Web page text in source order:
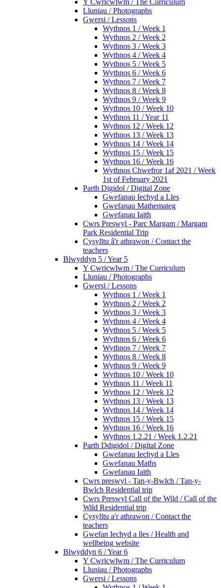
Lluniau / Photographs
Gwersi / Lessons
Wythnos 1 / Week 1
Wythnos 2 / Week 2
Wythnos 3 / Week 3
Wythnos 4 / Week 4
Wythnos 5 / Week 5
Wythnos 6 / Week 6
Wythnos 7 / Week 7
Wythnos 8 / Week 8
Wythnos 9 / Week 9
Wythnos 10 / Week 10
Wythnos 11 / Year 11
Wythnos 12 / Week 12
Wythnos 13 / Week 13
Wythnos 14 / Week 14
Wythnos 15 / Week 15
Wythnos 16 / Week 16
Wythnos Chwefror 1af 2021 / Week
1st of February 2021
Parth Digidol / Digital Zone
Gwefanau Iechyd a Lles
Gwefanau Mathemateg
Gwefanau Iaith
Cwrs Preswyl - Parc Margam / Margam
Park Residential Trip
Cysylltu â'r athrawon / Contact the
teachers
Blwyddyn 5 / Year 5
Y Cwricwlwm / The Curriculum
Lluniau / Photographs
Gwersi / Lessons
Wythnos 1 / Week 1
Wythnos 2 / Week 2
Wythnos 3 / Week 3
Wythnos 4 / Week 4
Wythnos 5 / Week 5
Wythnos 6 / Week 6
Wythnos 7 / Week 7
Wythnos 8 / Week 8
Wythnos 9 / Week 9
Wythnos 10 / Week 10
Wythnos 11 / Week 11
Wythnos 12 / Week 12
Wythnos 13 / Week 13
Wythnos 14 / Week 14
Wythnos 15 / Week 15
Wythnos 16 / Week 16
Wythnos 1.2.21 / Week 1.2.21
Parth Ddigidol / Digital Zone
Gwefanau Iechyd a Lles
Gwefanau Maths
Gwefanau Iaith
Cwrs preswyl - Tan-y-Bwlch / Tan-y-
Bwlch Residential trip
Cwrs Preswyl Call of the Wild / Call of the
Wild Residential trip
Cysylltu a'r athrawon / Contact the
teachers
Gwefan Iechyd a lles / Health and
wellbeing website
Blwyddyn 6 / Year 6
Y Cwricwlwm / The Curriculum
Lluniau / Photographs
Gwersi / Lessons